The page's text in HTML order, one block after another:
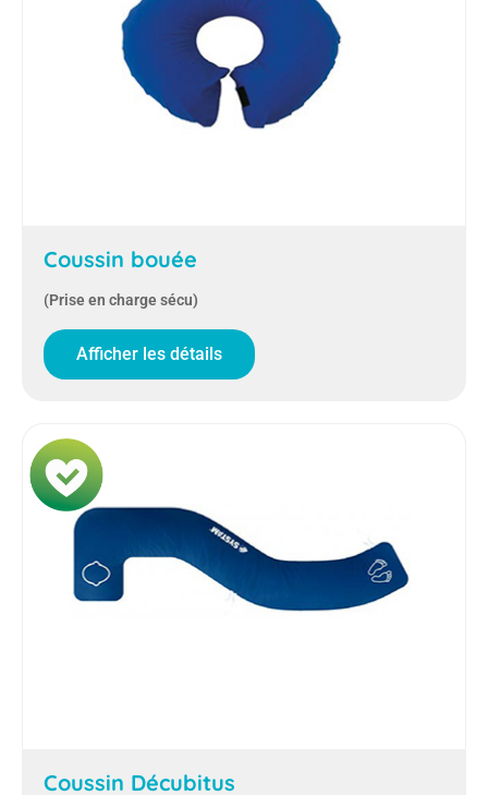
Coussin bouée
(Prise en charge sécu)
Afficher les détails
Coussin Décubitus